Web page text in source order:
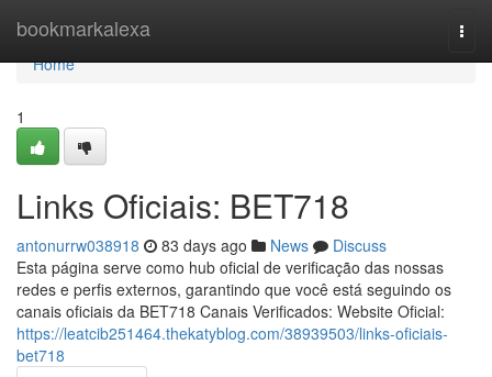
bookmarkalexa
Home
Home
1
Links Oficiais: BET718
antonurrw038918 83 days ago News
Discuss
Esta página serve como hub oficial de verificação das nossas
redes e perfis externos, garantindo que você está seguindo os
canais oficiais da BET718 Canais Verificados: Website Oficial:
https://leatcib251464.thekatyblog.com/38939503/links-oficiais-
bet718